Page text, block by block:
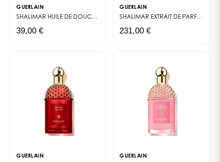
GUERLAIN
SHALIMAR HUILE DE DOUCHE HUILE SOYEUSE POUR LA DOUCHE
39,00 €
GUERLAIN
SHALIMAR EXTRAIT DE PARFUM
231,00 €
GUERLAIN GUERLAIN